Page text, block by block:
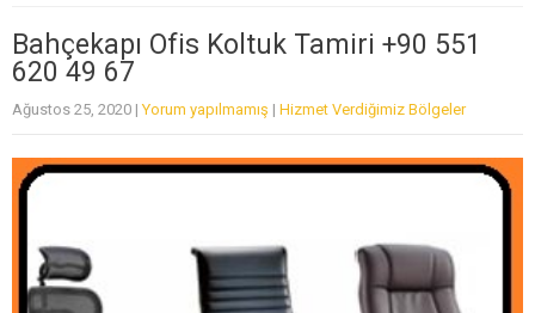
Bahçekapı Ofis Koltuk Tamiri +90 551
620 49 67
Ağustos 25, 2020 |Yorum yapılmamış | Hizmet Verdiğimiz Bölgeler